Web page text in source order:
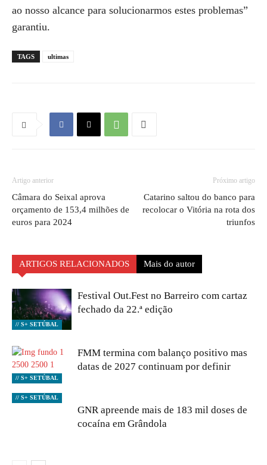
ao nosso alcance para solucionarmos estes problemas”
garantiu.
TAGS ultimas
Artigo anterior
Câmara do Seixal aprova
orçamento de 153,4 milhões de
euros para 2024
Próximo artigo
Catarino saltou do banco para
recolocar o Vitória na rota dos
triunfos
ARTIGOS RELACIONADOS Mais do autor
// S+ SETÚBAL
Festival Out.Fest no Barreiro com cartaz
fechado da 22.ª edição
// S+ SETÚBAL
FMM termina com balanço positivo mas
datas de 2027 continuam por definir
// S+ SETÚBAL
GNR apreende mais de 183 mil doses de
cocaína em Grândola